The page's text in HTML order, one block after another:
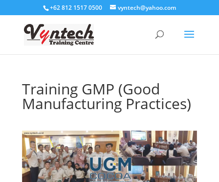
+62 812 1517 0500 vyntech@yahoo.com
Training GMP (Good
Manufacturing Practices)